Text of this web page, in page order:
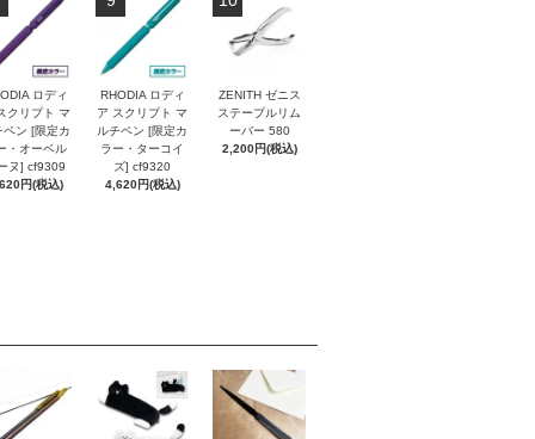
ロディ
クリプト マ
ペン [限定カ
・オーベル
ヌ] cf9309
円(税込)
RHODIA ロディ
ア スクリプト マ
ルチペン [限定カ
ラー・ターコイ
ズ] cf9320
4,620円(税込)
ZENITH ゼニス
ステープルリム
ーバー 580
2,200円(税込)